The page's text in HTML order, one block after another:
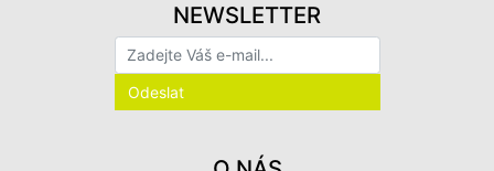
NEWSLETTER